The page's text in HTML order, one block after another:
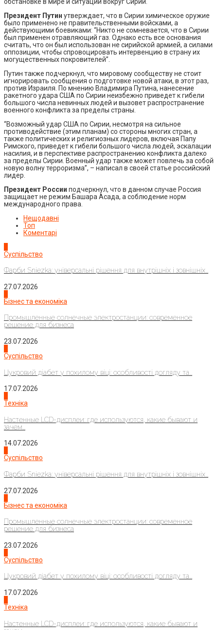
Президент Путин утверждает, что в Сирии химическое оружие
было применено не правительственными войсками, а
действующими боевиками: “Никто не сомневается, что в Сирии
был применен отравляющий газ. Однако есть все основания
считать, что он был использован не сирийской армией, а силами
оппозиции, чтобы спровоцировать интервенцию в страну их
могущественных покровителей”.
Путин также подчеркнул, что мировому сообществу не стоит
игнорировать сообщения о подготовке новой атаки, в этот раз,
против Израиля. По мнению Владимира Путина, нанесение
ракетного удара США по Сирии неизбежно приведет к гибели
большого числа невинных людей и вызовет распространение
военного конфликта за пределы страны.
“Возможный удар США по Сирии, несмотря на сильное
противодействие (этим планам) со стороны многих стран, а
также политических и религиозных лидеров, включая Папу
Римского, приведет к гибели большого числа людей, эскалации
насилия, и в перспективе распространению конфликта далеко
за пределы Сирии. Военный удар также может повлечь за собой
новую волну терроризма”, – написал в своей статье российский
лидер.
Президент России подчеркнул, что в данном случае Россия
защищает не режим Башара Асада, а соблюдение норм
международного права.
Нещодавні
Топ
Коментарі
Суспільство
Фарби Sniezka: універсальні рішення для внутрішніх і зовнішніх...
27.07.2026
Бізнес та економіка
Промышленные солнечные электростанции: современное
решение для бизнеса
23.07.2026
Суспільство
Цукровий діабет у похилому віці: особливості догляду та...
17.07.2026
Техніка
Настенные LCD-дисплеи: где используются, какие бывают и
зачем...
14.07.2026
Суспільство
Фарби Sniezka: універсальні рішення для внутрішніх і зовнішніх...
27.07.2026
Бізнес та економіка
Промышленные солнечные электростанции: современное
решение для бизнеса
23.07.2026
Суспільство
Цукровий діабет у похилому віці: особливості догляду та...
17.07.2026
Техніка
Настенные LCD-дисплеи: где используются, какие бывают и